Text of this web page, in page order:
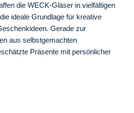
die WECK-Gläser in vielfältigen
ideale Grundlage für kreative
Gerade zur
aus selbstgemachten
Präsente mit persönlicher